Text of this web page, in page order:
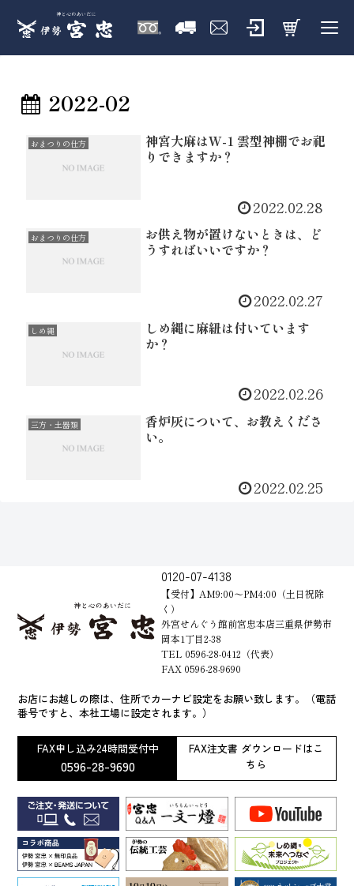
2022-02
おまつりの仕方
神宮大麻はW-1 雲型神棚でお祀
りできますか？
2022.02.28
おまつりの仕方
お供え物が置けないときは、ど
うすればいいですか？
2022.02.27
しめ縄
しめ縄に麻紐は付いています
か？
2022.02.26
三方・土器類
香炉灰について、お教えくださ
い。
2022.02.25
0120-07-4138
【受付】AM9:00～PM4:00（土日祝除
く）
外宮せんぐう館前宮忠本店三重県伊勢市
岡本1丁目2-38
TEL 0596-28-0412（代表）
FAX 0596-28-9690
お店にお越しの際は、住所でカーナビ設定をお願い致します。（電話
番号ですと、本社工場に設定されます。）
FAX申し込み24時間受付中
0596-28-9690
FAX注文書 ダウンロードはこ
ちら